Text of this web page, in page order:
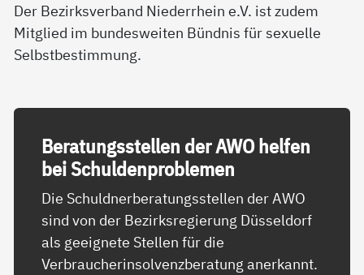
Der Bezirksverband Niederrhein e.V. ist zudem
Mitglied im bundesweiten Bündnis für sexuelle
Selbstbestimmung.
Be­ra­tungs­s­tel­len der AWO hel­fen
bei Schul­den­pro­b­le­men
Die Schuldnerberatungsstellen der AWO
sind von der Bezirksregierung Düsseldorf
als geeignete Stellen für die
Verbraucherinsolvenzberatung anerkannt.